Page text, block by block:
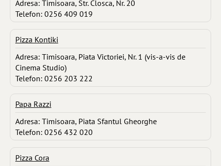
Adresa: Timisoara, Str. Closca, Nr. 20
Telefon: 0256 409 019
Pizza Kontiki
Adresa: Timisoara, Piata Victoriei, Nr. 1 (vis-a-vis de
Cinema Studio)
Telefon: 0256 203 222
Papa Razzi
Adresa: Timisoara, Piata Sfantul Gheorghe
Telefon: 0256 432 020
Pizza Cora